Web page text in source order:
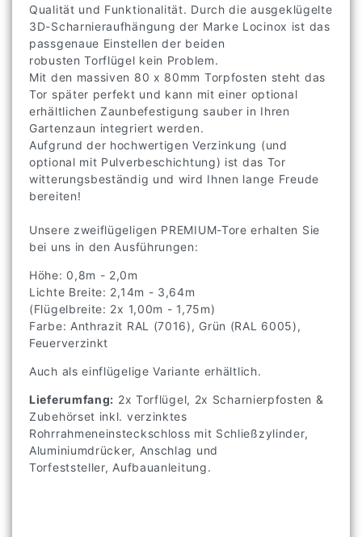
Qualität und Funktionalität. Durch die ausgeklügelte
3D-Scharnieraufhängung der Marke Locinox ist das
passgenaue Einstellen der beiden
robusten Torflügel kein Problem.
Mit den massiven 80 x 80mm Torpfosten steht das
Tor später perfekt und kann mit einer optional
erhältlichen Zaunbefestigung sauber in Ihren
Gartenzaun integriert werden.
Aufgrund der hochwertigen Verzinkung (und
optional mit Pulverbeschichtung) ist das Tor
witterungsbeständig und wird Ihnen lange Freude
bereiten!
Unsere zweiflügeligen PREMIUM-Tore erhalten Sie
bei uns in den Ausführungen:
Höhe: 0,8m - 2,0m
Lichte Breite: 2,14m - 3,64m
(Flügelbreite: 2x 1,00m - 1,75m)
Farbe: Anthrazit RAL (7016), Grün (RAL 6005),
Feuerverzinkt
Auch als einflügelige Variante erhältlich.
Lieferumfang: 2x Torflügel, 2x Scharnierpfosten &
Zubehörset inkl. verzinktes
Rohrrahmeneinsteckschloss mit Schließzylinder,
Aluminiumdrücker, Anschlag und
Torfeststeller, Aufbauanleitung.